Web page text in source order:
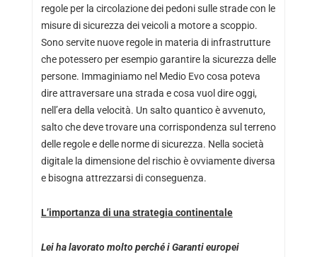
regole per la circolazione dei pedoni sulle strade con le
misure di sicurezza dei veicoli a motore a scoppio.
Sono servite nuove regole in materia di infrastrutture
che potessero per esempio garantire la sicurezza delle
persone. Immaginiamo nel Medio Evo cosa poteva
dire attraversare una strada e cosa vuol dire oggi,
nell’era della velocità. Un salto quantico è avvenuto,
salto che deve trovare una corrispondenza sul terreno
delle regole e delle norme di sicurezza. Nella società
digitale la dimensione del rischio è ovviamente diversa
e bisogna attrezzarsi di conseguenza.
L’importanza di una strategia continentale
Lei ha lavorato molto perché i Garanti europei